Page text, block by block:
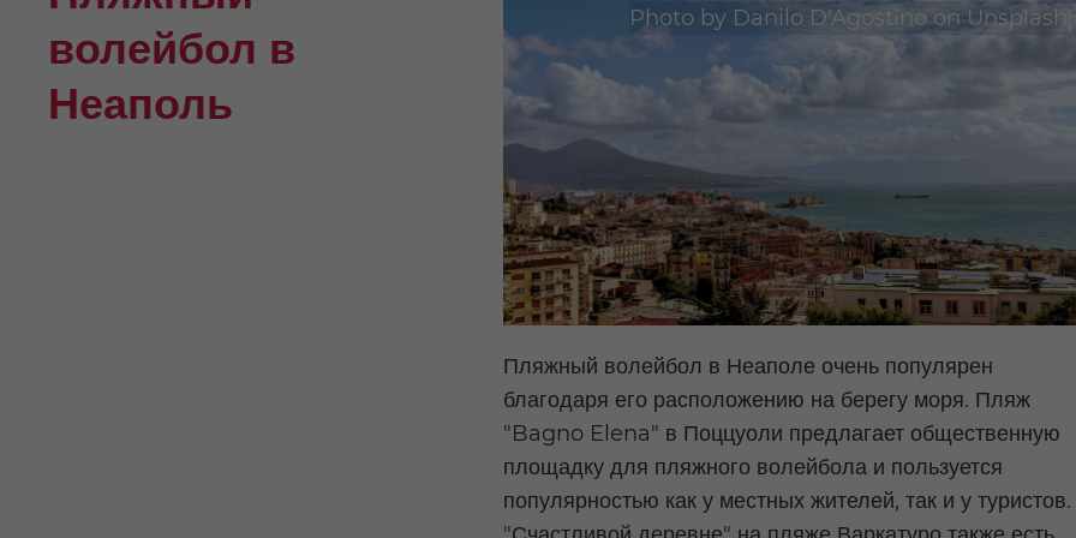
волейбол в
Неаполь
Photo by Danilo D'AgostinoonUnsplash
Пляжный волейбол в Неаполе очень популярен
благодаря его расположению на берегу моря. Пляж
"Bagno Elena" в Поццуоли предлагает общественную
площадку для пляжного волейбола и пользуется
популярностью как у местных жителей, так и у